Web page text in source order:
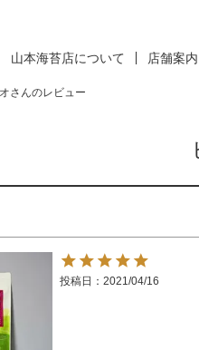
山本海苔店について 店舗案内
さんのレビュー
投稿日 2021/04/16